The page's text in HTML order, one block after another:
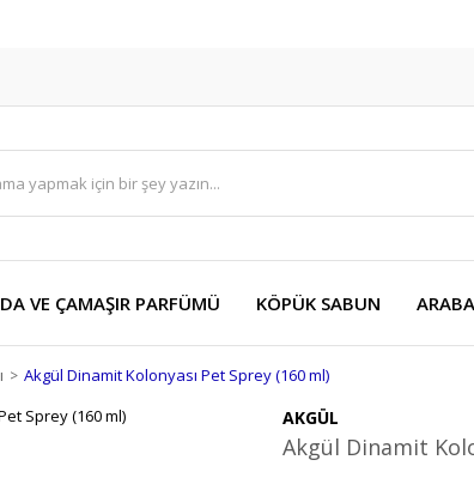
VE ÇAMAŞIR PARFÜMÜ KÖPÜK SABUN
Akgül Dinamit Kolonyası Pet Sprey (160 ml)
AKGÜL
Akgül Dinamit